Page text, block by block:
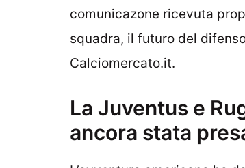
comunicazone ricevuta
squadra, il futuro del
Calciomercato.it.
La Juventus e
ancora stata